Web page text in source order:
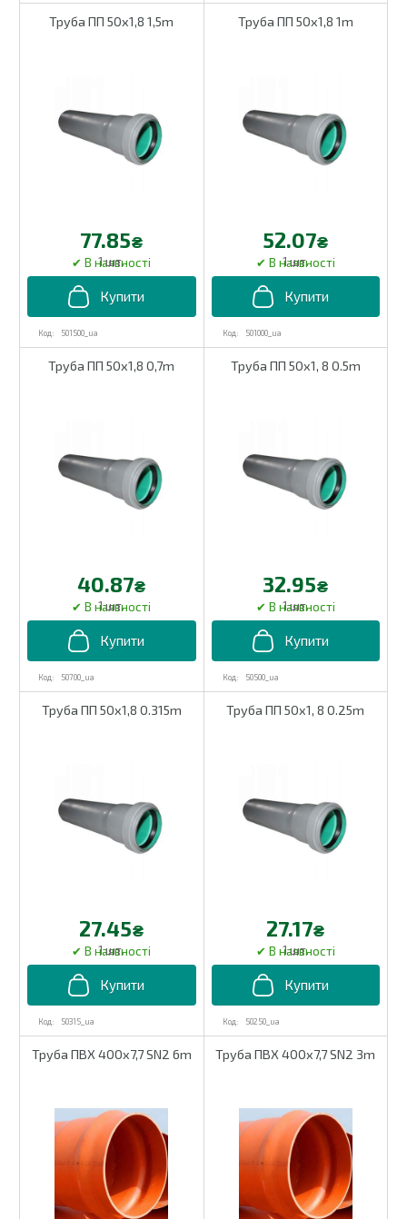
Труба ПП 50х1,8 1,5m
501500_ua
77.85₴
1 шт.
Труба ПП 50х1,8 1m
501000_ua
52.07₴
1 шт.
Труба ПП 50х1,8 0,7m
50700_ua
40.87₴
1 шт.
Труба ПП 50х1, 8 0.5m
50500_ua
32.95₴
1 шт.
Труба ПП 50х1,8 0.315m
50315_ua
27.45₴
1 шт.
Труба ПП 50х1, 8 0.25m
50250_ua
27.17₴
1 шт.
Труба ПВХ 400х7,7 SN2 6m Труба ПВХ 400х7,7 SN2 3m